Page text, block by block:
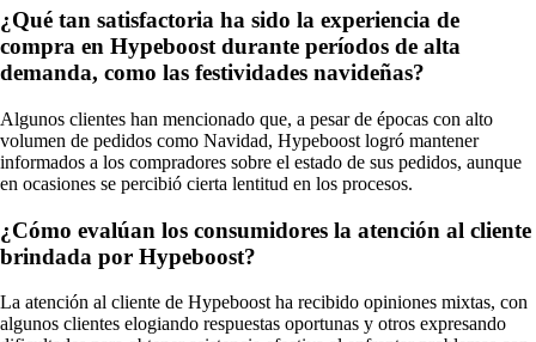
¿Qué tan satisfactoria ha sido la experiencia de
compra en Hypeboost durante períodos de alta
demanda, como las festividades navideñas?
Algunos clientes han mencionado que, a pesar de épocas con alto
volumen de pedidos como Navidad, Hypeboost logró mantener
informados a los compradores sobre el estado de sus pedidos, aunque
en ocasiones se percibió cierta lentitud en los procesos.
¿Cómo evalúan los consumidores la atención al cliente
brindada por Hypeboost?
La atención al cliente de Hypeboost ha recibido opiniones mixtas, con
algunos clientes elogiando respuestas oportunas y otros expresando